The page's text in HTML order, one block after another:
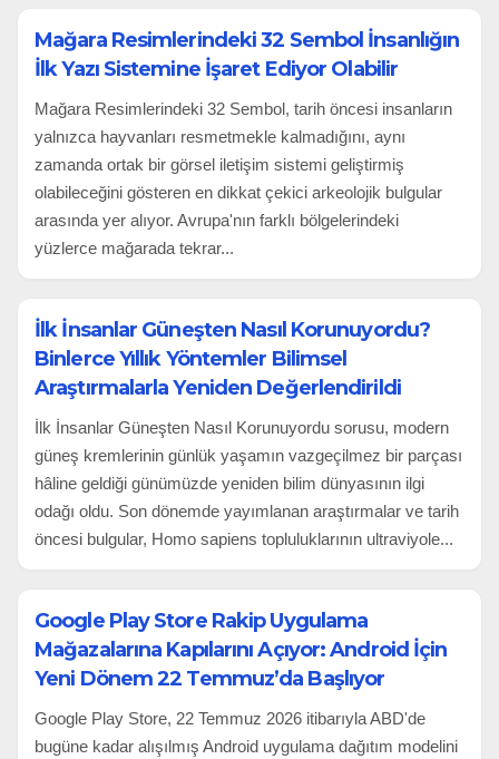
Mağara Resimlerindeki 32 Sembol İnsanlığın
İlk Yazı Sistemine İşaret Ediyor Olabilir
Mağara Resimlerindeki 32 Sembol, tarih öncesi insanların
yalnızca hayvanları resmetmekle kalmadığını, aynı
zamanda ortak bir görsel iletişim sistemi geliştirmiş
olabileceğini gösteren en dikkat çekici arkeolojik bulgular
arasında yer alıyor. Avrupa'nın farklı bölgelerindeki
yüzlerce mağarada tekrar...
İlk İnsanlar Güneşten Nasıl Korunuyordu?
Binlerce Yıllık Yöntemler Bilimsel
Araştırmalarla Yeniden Değerlendirildi
İlk İnsanlar Güneşten Nasıl Korunuyordu sorusu, modern
güneş kremlerinin günlük yaşamın vazgeçilmez bir parçası
hâline geldiği günümüzde yeniden bilim dünyasının ilgi
odağı oldu. Son dönemde yayımlanan araştırmalar ve tarih
öncesi bulgular, Homo sapiens topluluklarının ultraviyole...
Google Play Store Rakip Uygulama
Mağazalarına Kapılarını Açıyor: Android İçin
Yeni Dönem 22 Temmuz’da Başlıyor
Google Play Store, 22 Temmuz 2026 itibarıyla ABD'de
bugüne kadar alışılmış Android uygulama dağıtım modelini